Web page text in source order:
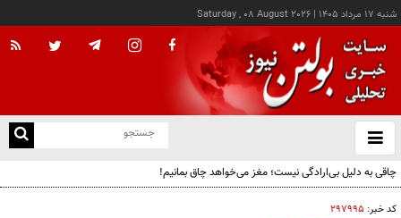
شنبه ۱۷ مرداد ۱۴۰۵ |
Saturday , 08 August 2026
باز
و
چاقی به دلیل بی‌ارادگی نیست؛ مغز می‌خواهد چاق بمانیم!
کد خبر: ۲۹۷۹۹۵